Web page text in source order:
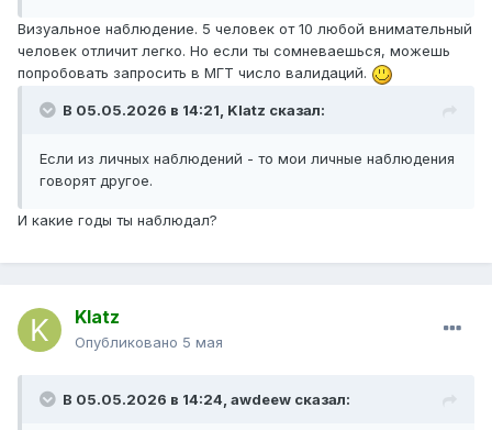
Визуальное наблюдение. 5 человек от 10 любой внимательный
человек отличит легко. Но если ты сомневаешься, можешь
попробовать запросить в МГТ число валидаций.
В 05.05.2026 в 14:21, Klatz сказал:
Если из личных наблюдений - то мои личные наблюдения
говорят другое.
И какие годы ты наблюдал?
Klatz
Опубликовано 5 мая
В 05.05.2026 в 14:24, awdeew сказал: